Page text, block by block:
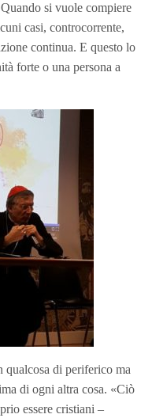
si vuole compiere
casi, controcorrente,
continua. E questo lo
forte o una persona a
qualcosa di periferico ma
di ogni altra cosa. «Ciò
essere cristiani –